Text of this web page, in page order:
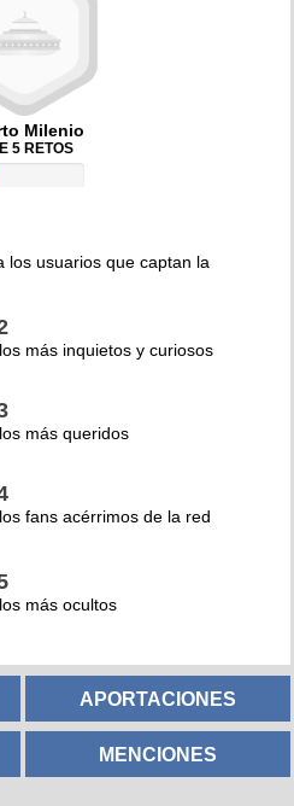
Milenio
5 RETOS
los usuarios que captan la
más inquietos y curiosos
más queridos
fans acérrimos de la red
más ocultos
APORTACIONES
MENCIONES